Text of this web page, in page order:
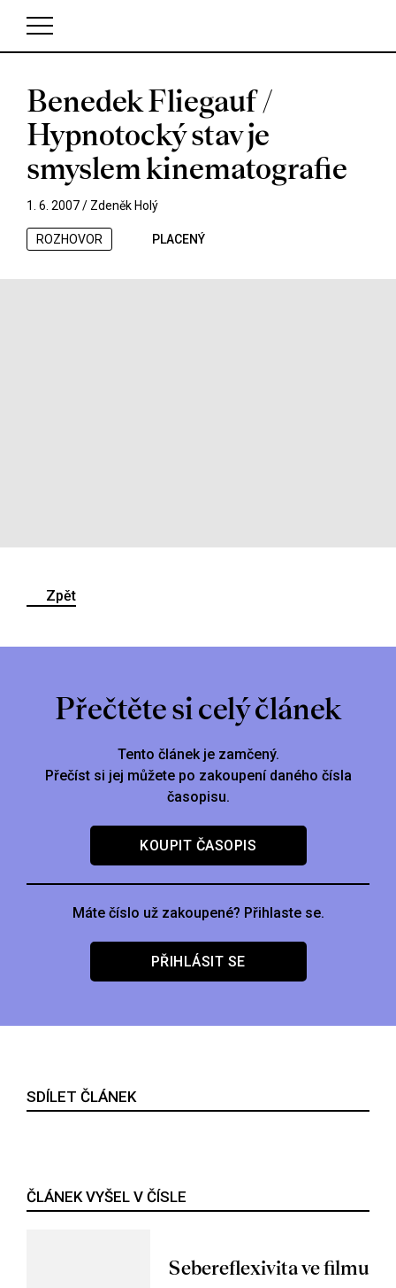
V košíku zatím nemáte žádné položky.
Benedek Fliegauf /
Hypnotocký stav je
smyslem kinematografie
1. 6. 2007 / Zdeněk Holý
ROZHOVOR PLACENÝ
Zpět
Přečtěte si celý článek
Tento článek je zamčený.
Přečíst si jej můžete po zakoupení daného čísla
časopisu.
KOUPIT ČASOPIS
Máte číslo už zakoupené? Přihlaste se.
PŘIHLÁSIT SE
SDÍLET ČLÁNEK
ČLÁNEK VYŠEL V ČÍSLE
Sebereflexivita ve filmu